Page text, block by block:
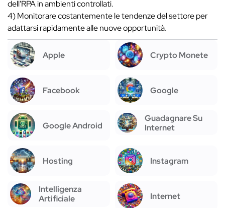
dell'RPA in ambienti controllati.
4) Monitorare costantemente le tendenze del settore per
adattarsi rapidamente alle nuove opportunità.
Apple Crypto Monete
Facebook Google
Google Android
Guadagnare Su
Internet
Hosting Instagram
Intelligenza
Artificiale
Internet